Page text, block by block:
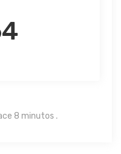
8 minutos .